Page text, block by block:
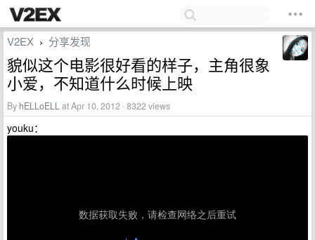
V2EX › 分享发现
貌似这个电影很好看的样子，主角很象
小爱，不知道什么时候上映
By hELLoELLat Apr 10, 2012 · 8322 views
youku：